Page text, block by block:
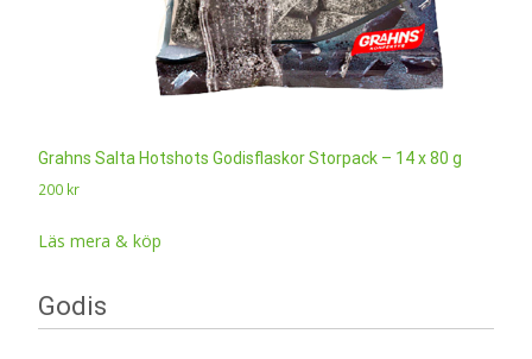
Grahns Salta Hotshots Godisflaskor Storpack – 14 x 80 g
200 kr
Läs mera & köp
Godis